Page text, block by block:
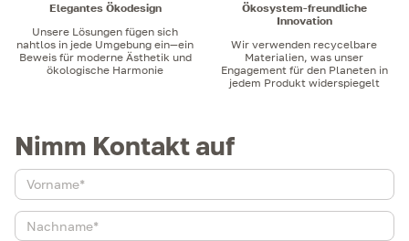
Elegantes Ökodesign
Unsere Lösungen fügen sich
nahtlos in jede Umgebung ein—ein
Beweis für moderne Ästhetik und
ökologische Harmonie
Ökosystem-freundliche
Innovation
Wir verwenden recycelbare
Materialien, was unser
Engagement für den Planeten in
jedem Produkt widerspiegelt
Nimm Kontakt auf